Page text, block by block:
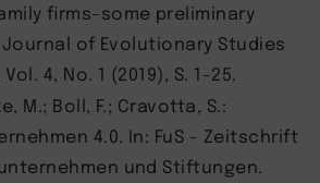
firms–some preliminary
of Evolutionary Studies
4, No. 1 (2019), S. 1-25.
M.; Boll, F.; Cravotta, S.:
4.0. In: FuS - Zeitschrift
und Stiftungen.